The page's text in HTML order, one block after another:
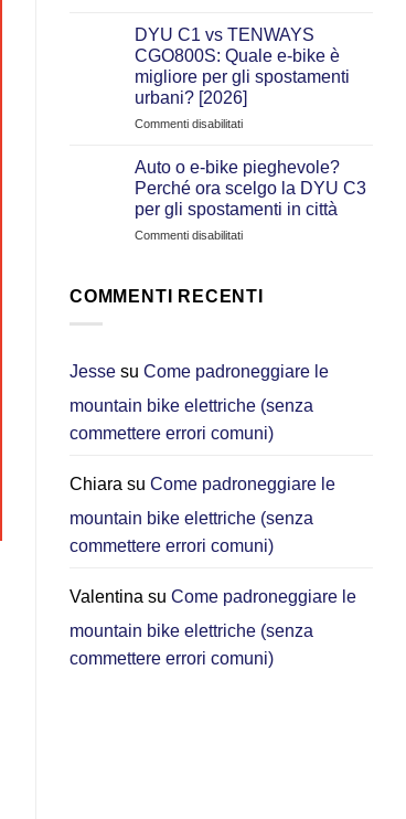
più
problemi
di
parcheggio
—
grazie
mio
DYU
C2
pieghevole
DYU C1 vs TENWAYS
CGO800S: Quale e‑bike è
migliore per gli spostamenti
urbani? [2026]
Commenti disabilitatisu
C1
vs
TENWAYS
CGO800S:
Quale
migliore
urbani?
[2026]
Auto o e-bike pieghevole?
Perché ora scelgo la DYU C3
per gli spostamenti in città
Commenti disabilitatisu
e-
ora
scelgo
la
C3
gli
spostamenti
in
COMMENTI RECENTI
Jesse su Come padroneggiare le
mountain bike elettriche (senza
commettere errori comuni)
Chiara su Come padroneggiare le
mountain bike elettriche (senza
commettere errori comuni)
Valentina su Come padroneggiare le
mountain bike elettriche (senza
commettere errori comuni)